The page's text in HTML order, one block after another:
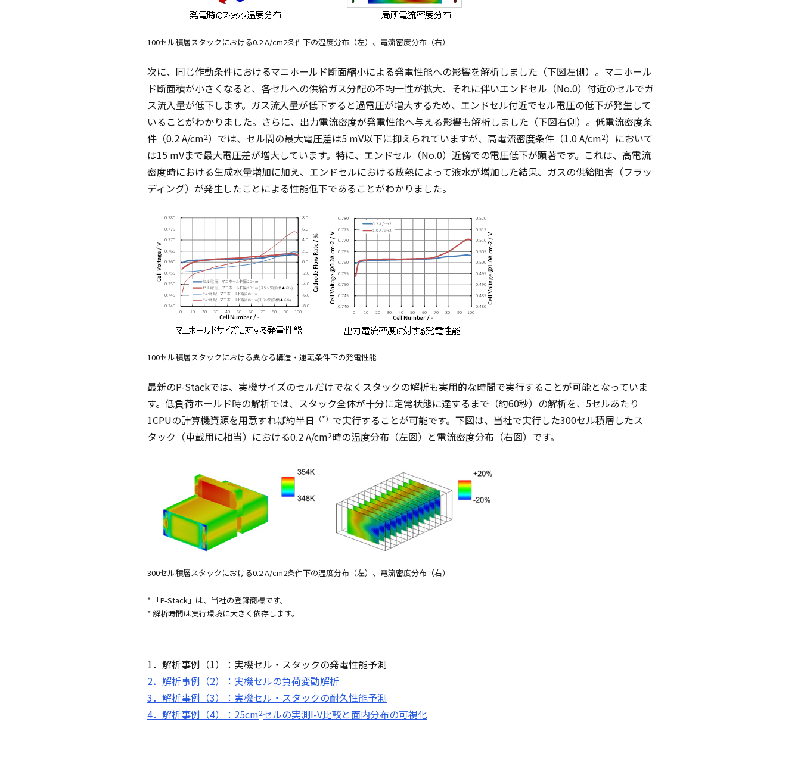
100セル積層スタックにおける0.2 A/cm2条件下の温度分布（左）、電流密度分布（右）
次に、同じ作動条件におけるマニホールド断面縮小による発電性能への影響を解析しました（下図左側）。マニホール
ド断面積が小さくなると、各セルへの供給ガス分配の不均一性が拡大、それに伴いエンドセル（No.0）付近のセルでガ
ス流入量が低下します。ガス流入量が低下すると過電圧が増大するため、エンドセル付近でセル電圧の低下が発生して
いることがわかりました。さらに、出力電流密度が発電性能へ与える影響も解析しました（下図右側）。低電流密度条
件（0.2 A/cm2）では、セル間の最大電圧差は5 mV以下に抑えられていますが、高電流密度条件（1.0 A/cm2）において
は15 mVまで最大電圧差が増大しています。特に、エンドセル（No.0）近傍での電圧低下が顕著です。これは、高電流
密度時における生成水量増加に加え、エンドセルにおける放熱によって液水が増加した結果、ガスの供給阻害（フラッ
ディング）が発生したことによる性能低下であることがわかりました。
100セル積層スタックにおける異なる構造・運転条件下の発電性能
最新のP-Stackでは、実機サイズのセルだけでなくスタックの解析も実用的な時間で実行することが可能となっていま
す。低負荷ホールド時の解析では、スタック全体が十分に定常状態に達するまで（約60秒）の解析を、5セルあたり
1CPUの計算機資源を用意すれば約半日 （*） で実行することが可能です。下図は、当社で実行した300セル積層したス
タック（車載用に相当）における0.2 A/cm2時の温度分布（左図）と電流密度分布（右図）です。
300セル積層スタックにおける0.2 A/cm2条件下の温度分布（左）、電流密度分布（右）
* 「P-Stack」は、当社の登録商標です。
* 解析時間は実行環境に大きく依存します。
1．解析事例（1）：実機セル・スタックの発電性能予測
2．解析事例（2）：実機セルの負荷変動解析
3．解析事例（3）：実機セル・スタックの耐久性能予測
4．解析事例（4）：25cm2セルの実測I-V比較と面内分布の可視化